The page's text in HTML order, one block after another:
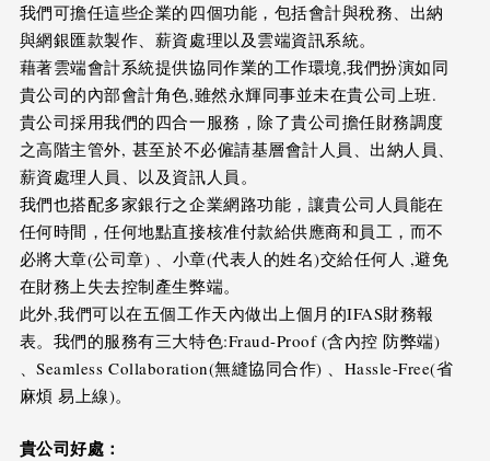
我們可擔任這些企業的四個功能，包括會計與稅務、出納
與網銀匯款製作、薪資處理以及雲端資訊系統。
藉著雲端會計系統提供協同作業的工作環境,我們扮演如同
貴公司的內部會計角色,雖然永輝同事並未在貴公司上班.
貴公司採用我們的四合一服務，除了貴公司擔任財務調度
之高階主管外, 甚至於不必僱請基層會計人員、出納人員、
薪資處理人員、以及資訊人員。
我們也搭配多家銀行之企業網路功能，讓貴公司人員能在
任何時間，任何地點直接核准付款給供應商和員工，而不
必將大章(公司章) 、小章(代表人的姓名)交給任何人 ,避免
在財務上失去控制產生弊端。
此外,我們可以在五個工作天內做出上個月的IFAS財務報
表。我們的服務有三大特色:Fraud-Proof (含內控 防弊端)
、Seamless Collaboration(無縫協同合作) 、Hassle-Free(省
麻煩 易上線)。
貴公司好處：